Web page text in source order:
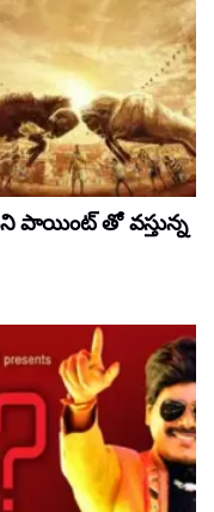
తో వస్తున్న